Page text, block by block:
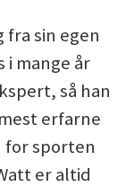
fra sin egen
i mange år
så han
erfarne
for sporten
er altid